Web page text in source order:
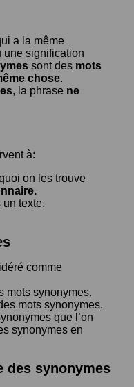
a la même
une signification
sont des mots
chose.
, la phrase ne
à:
on les trouve
texte.
comme
mots synonymes.
mots synonymes.
que l’on
synonymes en
des synonymes